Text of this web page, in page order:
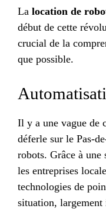
La location de
début de cette
crucial de la
que possible.
Il y a une vague de
déferle sur le Pas-
robots. Grâce à une
les entreprises
technologies de
situation,